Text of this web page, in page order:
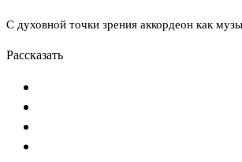
С духовной точки зрения аккордеон как
Рассказать